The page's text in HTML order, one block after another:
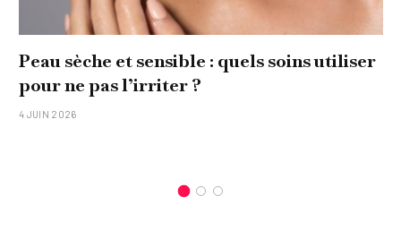
Peau sèche et sensible : quels soins utiliser
pour ne pas l’irriter ?
4 JUIN 2026